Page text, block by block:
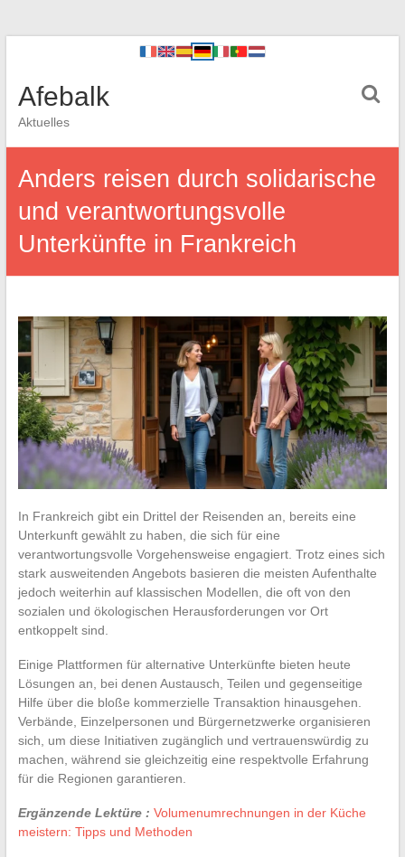
Afebalk
Aktuelles
Anders reisen durch solidarische
und verantwortungsvolle
Unterkünfte in Frankreich
In Frankreich gibt ein Drittel der Reisenden an, bereits eine
Unterkunft gewählt zu haben, die sich für eine
verantwortungsvolle Vorgehensweise engagiert. Trotz eines sich
stark ausweitenden Angebots basieren die meisten Aufenthalte
jedoch weiterhin auf klassischen Modellen, die oft von den
sozialen und ökologischen Herausforderungen vor Ort
entkoppelt sind.
Einige Plattformen für alternative Unterkünfte bieten heute
Lösungen an, bei denen Austausch, Teilen und gegenseitige
Hilfe über die bloße kommerzielle Transaktion hinausgehen.
Verbände, Einzelpersonen und Bürgernetzwerke organisieren
sich, um diese Initiativen zugänglich und vertrauenswürdig zu
machen, während sie gleichzeitig eine respektvolle Erfahrung
für die Regionen garantieren.
Ergänzende Lektüre : Volumenumrechnungen in der Küche
meistern: Tipps und Methoden